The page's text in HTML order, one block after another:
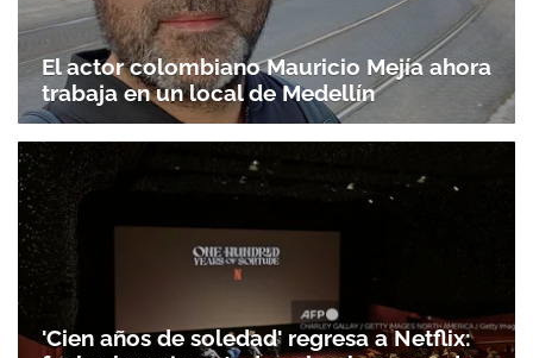
El actor colombiano Mauricio Mejía ahora
trabaja en un local de Medellín
'Cien años de soledad' regresa a Netflix: